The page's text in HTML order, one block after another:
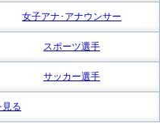
女子アナ･アナウンサー
スポーツ選手
サッカー選手
る